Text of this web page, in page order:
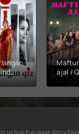
2026
kino
ajal /
tilida)
2026
uchun tug'ilgan Xitoy